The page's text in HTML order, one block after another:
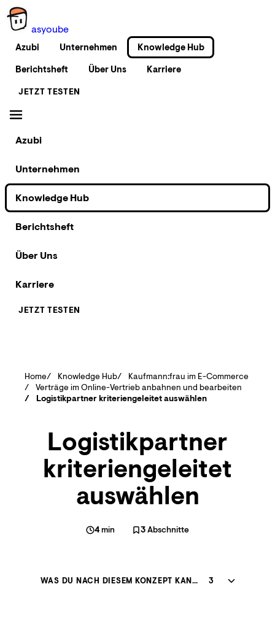
asyoube
Azubi Unternehmen
Knowledge Hub
Berichtsheft
Über Uns Karriere
JETZT TESTEN
Azubi
Unternehmen
Knowledge Hub
Berichtsheft
Über Uns
Karriere
JETZT TESTEN
Home Knowledge Hub
Kaufmann:frau im E-Commerce
Verträge im Online-Vertrieb anbahnen und bearbeiten
Logistikpartner kriteriengeleitet auswählen
Logistikpartner
kriteriengeleitet
auswählen
4min 3Abschnitte
WAS DU NACH DIESEM KONZEPT KANNST 3